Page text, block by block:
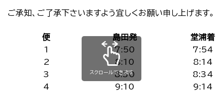
ご承知、ご了承下さいますよう宜しくお願い申し上げます。
便 島田発
堂浦着
1
7:50
7:54
2
8:10
8:14
3
8:30
8:34
4
9:10
9:14
スクロールできます